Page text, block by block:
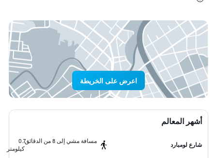
اعرض على الخريطة
أشهر المعالم
شارع لومبارد
مسافة مشي إلى 8 من الدقائق
0.7
كيلومتر